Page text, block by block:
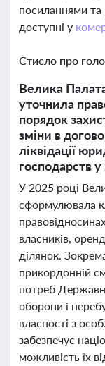
посиланнями
доступні у
Стисло про
Велика
уточнила
порядок
зміни в
ліквідації
господарств
У 2025 році
сформулювала
власників,
ділянок.
прикордонній
потреб
оборони і
власності з
забезпечує
можливість їх